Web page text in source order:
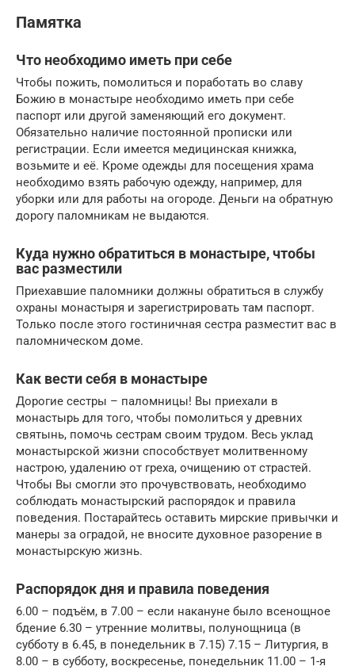
Памятка
Что необходимо иметь при себе
Чтобы пожить, помолиться и поработать во славу
Божию в монастыре необходимо иметь при себе
паспорт или другой заменяющий его документ.
Обязательно наличие постоянной прописки или
регистрации. Если имеется медицинская книжка,
возьмите и её. Кроме одежды для посещения храма
необходимо взять рабочую одежду, например, для
уборки или для работы на огороде. Деньги на обратную
дорогу паломникам не выдаются.
Куда нужно обратиться в монастыре, чтобы
вас разместили
Приехавшие паломники должны обратиться в службу
охраны монастыря и зарегистрировать там паспорт.
Только после этого гостиничная сестра разместит вас в
паломническом доме.
Как вести себя в монастыре
Дорогие сестры – паломницы! Вы приехали в
монастырь для того, чтобы помолиться у древних
святынь, помочь сестрам своим трудом. Весь уклад
монастырской жизни способствует молитвенному
настрою, удалению от греха, очищению от страстей.
Чтобы Вы смогли это прочувствовать, необходимо
соблюдать монастырский распорядок и правила
поведения. Постарайтесь оставить мирские привычки и
манеры за оградой, не вносите духовное разорение в
монастырскую жизнь.
Распорядок дня и правила поведения
6.00 – подъём, в 7.00 – если накануне было всенощное
бдение 6.30 – утренние молитвы, полунощница (в
субботу в 6.45, в понедельник в 7.15) 7.15 – Литургия, в
8.00 – в субботу, воскресенье, понедельник 11.00 – 1-я